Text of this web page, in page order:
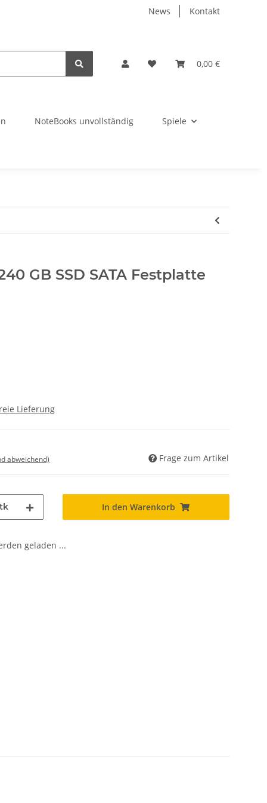
News Kontakt
0,00 €
NoteBooks unvollständig Spiele
GB SSD SATA Festplatte
Lieferung
abweichend) Frage zum Artikel
In den Warenkorb
geladen ...